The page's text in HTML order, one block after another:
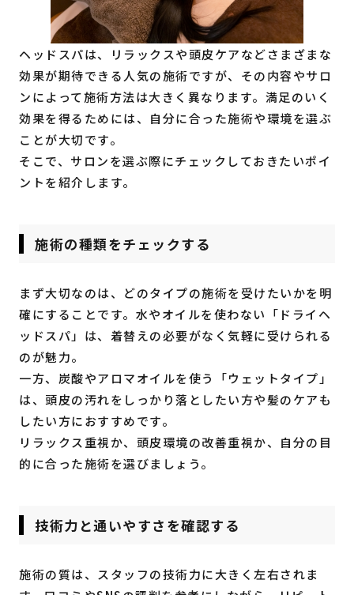
ヘッドスパは、リラックスや頭皮ケアなどさまざまな
効果が期待できる人気の施術ですが、その内容やサロ
ンによって施術方法は大きく異なります。満足のいく
効果を得るためには、自分に合った施術や環境を選ぶ
ことが大切です。
そこで、サロンを選ぶ際にチェックしておきたいポイ
ントを紹介します。
施術の種類をチェックする
まず大切なのは、どのタイプの施術を受けたいかを明
確にすることです。水やオイルを使わない「ドライヘ
ッドスパ」は、着替えの必要がなく気軽に受けられる
のが魅力。
一方、炭酸やアロマオイルを使う「ウェットタイプ」
は、頭皮の汚れをしっかり落としたい方や髪のケアも
したい方におすすめです。
リラックス重視か、頭皮環境の改善重視か、自分の目
的に合った施術を選びましょう。
技術力と通いやすさを確認する
施術の質は、スタッフの技術力に大きく左右されま